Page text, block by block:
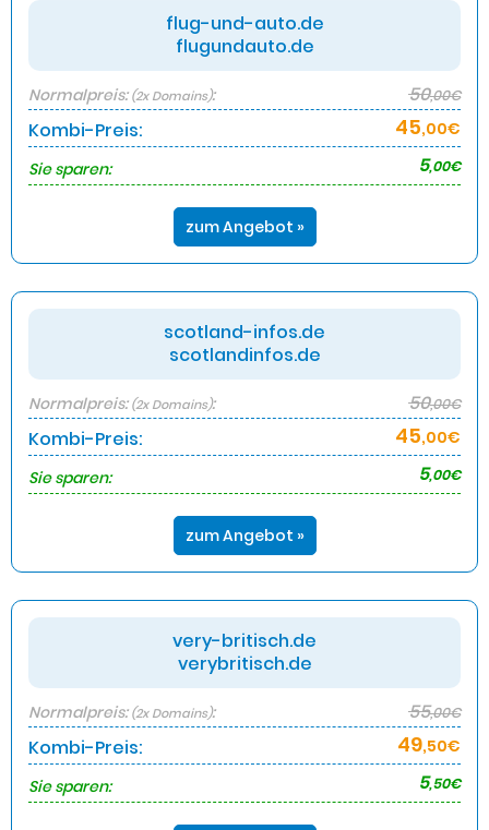
flug-und-auto.de
flugundauto.de
Normalpreis:(2x Domains): 50,00€
Kombi-Preis: 45,00€
Sie sparen:
5,00€
zum Angebot »
scotland-infos.de
scotlandinfos.de
Normalpreis:(2x Domains): 50,00€
Kombi-Preis: 45,00€
Sie sparen:
5,00€
zum Angebot »
very-britisch.de
verybritisch.de
Normalpreis:(2x Domains): 55,00€
Kombi-Preis: 49,50€
Sie sparen:
5,50€